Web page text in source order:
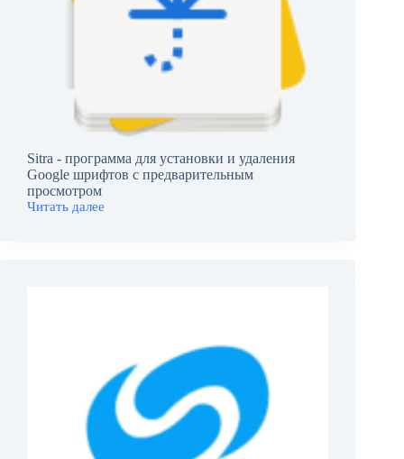
Sitra - программа для установки и удаления
Google шрифтов с предварительным
просмотром
Читать далее
Sitra